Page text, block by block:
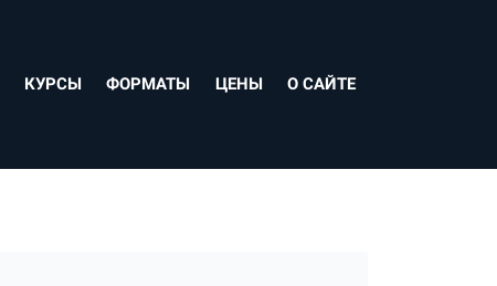
КУРСЫ ФОРМАТЫ ЦЕНЫ О САЙТЕ